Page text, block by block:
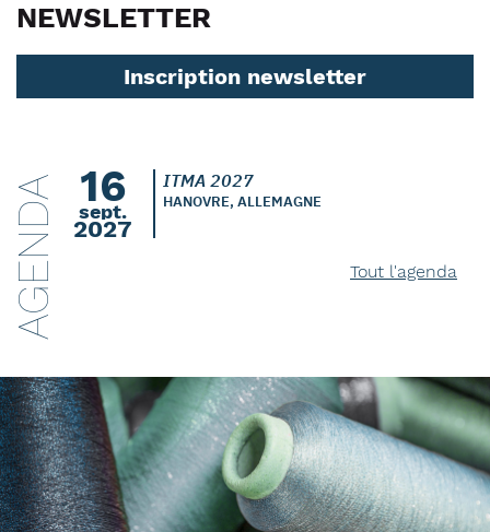
NEWSLETTER
Inscription newsletter
AGENDA 16
sept.
2027
ITMA 2027
HANOVRE, ALLEMAGNE
Tout l'agenda